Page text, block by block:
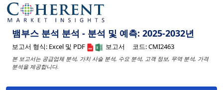
뱀부스 분석 분석 - 분석 및 예측: 2025-2032년
보고서 형식: Excel 및 PDF 보고서 코드:CMI2463
본 보고서는 공급업체 분석, 가치 사슬 분석, 수요 분석, 고객 정보, 무역 분석, 가격
분석을 제공합니다.